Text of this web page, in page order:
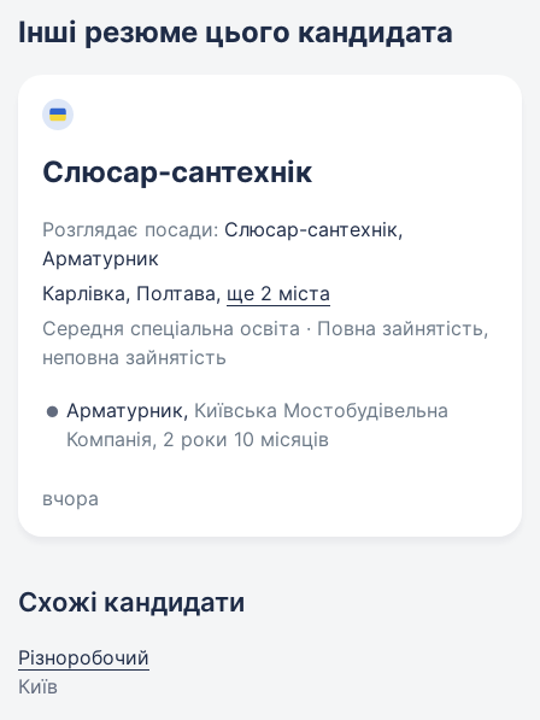
Інші резюме цього кандидата
Слюсар-сантехнік
Розглядає посади: Слюсар-сантехнік,
Арматурник
Карлівка, Полтава, ще 2 міста
Середня спеціальна освіта · Повна зайнятість,
неповна зайнятість
Арматурник, Київська Мостобудівельна
Компанія, 2 роки 10 місяців
вчора
Схожі кандидати
Різноробочий
Київ